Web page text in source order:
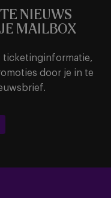
NIEUWS
MAILBOX
ticketinginformatie,
door je in te